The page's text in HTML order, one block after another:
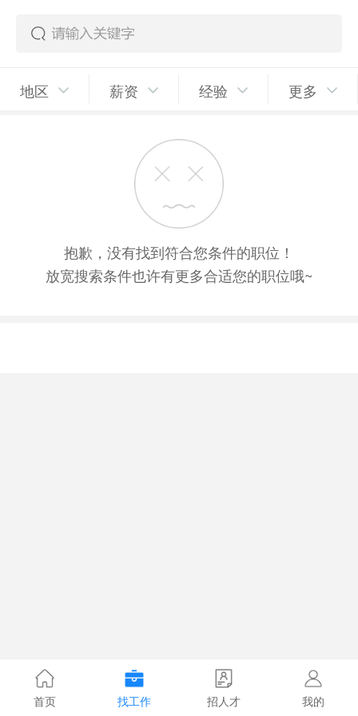
地区 薪资 经验 更多
抱歉，没有找到符合您条件的职位！
放宽搜索条件也许有更多合适您的职位哦~
首页 找工作 招人才 我的